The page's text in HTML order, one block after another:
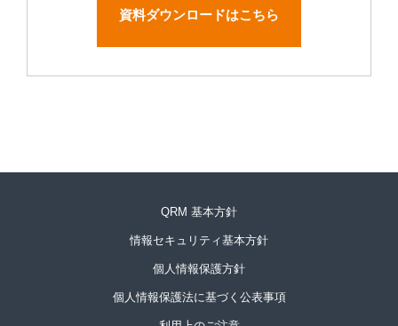
資料ダウンロードはこちら
QRM 基本方針
情報セキュリティ基本方針
個人情報保護方針
個人情報保護法に基づく公表事項